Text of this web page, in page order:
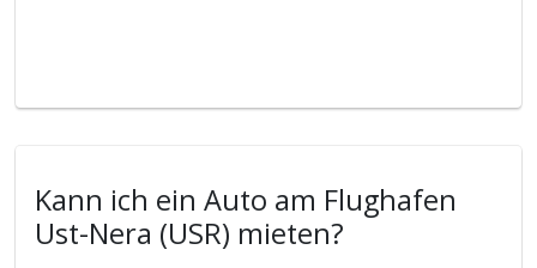
Kann ich ein Auto am Flughafen
Ust-Nera (USR) mieten?